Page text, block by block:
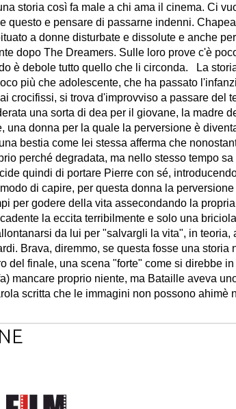
storia così fa male a chi ama il cinema. Ci
questo e pensare di passarne indenni.
a donne disturbate e dissolute e anche
dopo The Dreamers. Sulle loro prove c'è
è debole tutto quello che li circonda. La
più che adolescente, che ha passato
crocifissi, si trova d'improvviso a passare del
una sorta di dea per il giovane, la madre
una donna per la quale la perversione è
bestia come lei stessa afferma che
perché degradata, ma nello stesso tempo
quindi di portare Pierre con sé,
di capire, per questa donna la
per godere della vita assecondando la propria
la eccita terribilmente e solo una
da lui per "salvargli la vita", in teoria,
Brava, diremmo, se questa fosse una storia
del finale, una scena "forte" come si direbbe in
mancare proprio niente, ma Bataille aveva
scritta che le immagini non possono ahimè